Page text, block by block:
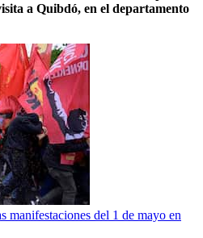
a Quibdó, en el departamento
manifestaciones del 1 de mayo en